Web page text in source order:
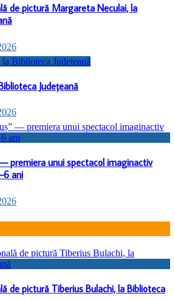
de pictură Margareta Neculai, la
Județeană
— premiera unui spectacol imaginactiv
ani
de pictură Tiberius Bulachi, la Biblioteca